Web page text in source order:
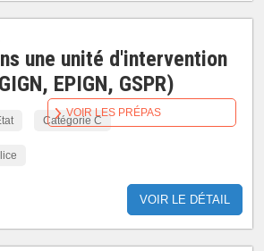
une unité d'intervention
EPIGN, GSPR)
Catégorie C
VOIR LE DÉTAIL
VOIR LES PRÉPAS